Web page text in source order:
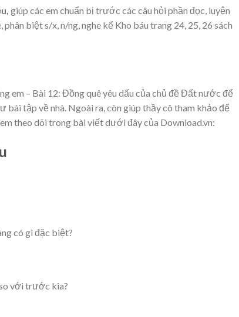
giúp các em chuẩn bị trước các câu hỏi phần đọc, luyện
biệt s/x, n/ng, nghe kể Kho báu trang 24, 25, 26 sách
em – Bài 12: Đồng quê yêu dấu của chủ đề Đất nước để
tập về nhà. Ngoài ra, còn giúp thầy cô tham khảo để
theo dõi trong bài viết dưới đây của Download.vn:
có gì đặc biệt?
với trước kia?